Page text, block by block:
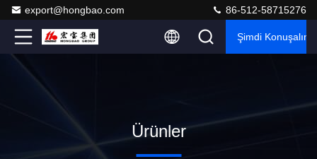
export@hongbao.com 86-512-58715276
Şimdi Konuşalım.
Ürünler